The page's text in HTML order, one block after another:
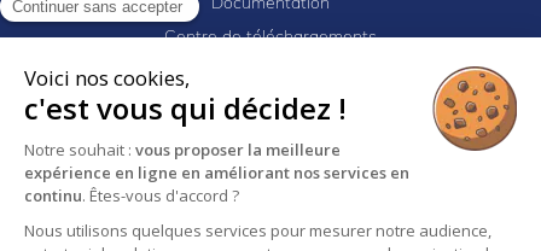
Continuer sans accepter
Voici nos cookies,
c'est vous qui décidez !
Notre souhait : vous proposer la meilleure
expérience en ligne en améliorant nos services en
continu. Êtes-vous d'accord ?
Nous utilisons quelques services pour mesurer notre audience,
Documentation
Centre de téléchargements
Newsletter
Mentions légales Politique de confidentialité